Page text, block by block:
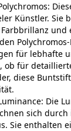
Künstler. Sie
und
für lebhafte
ob für
diese
Die
sich
Sie enthalten